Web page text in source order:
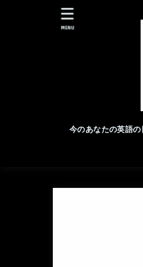
今のあなたの英語
MENU